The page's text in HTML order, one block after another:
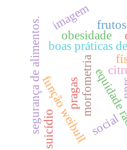
boas práticas
segurança de alimentos. pragasmorfometria
função weibull
obesidade
imagem
social
suicídio